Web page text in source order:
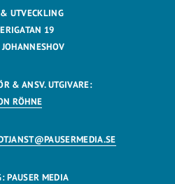
UTVECKLING
19
& ANSV. UTGIVARE:
RÖHNE
PAUSER MEDIA